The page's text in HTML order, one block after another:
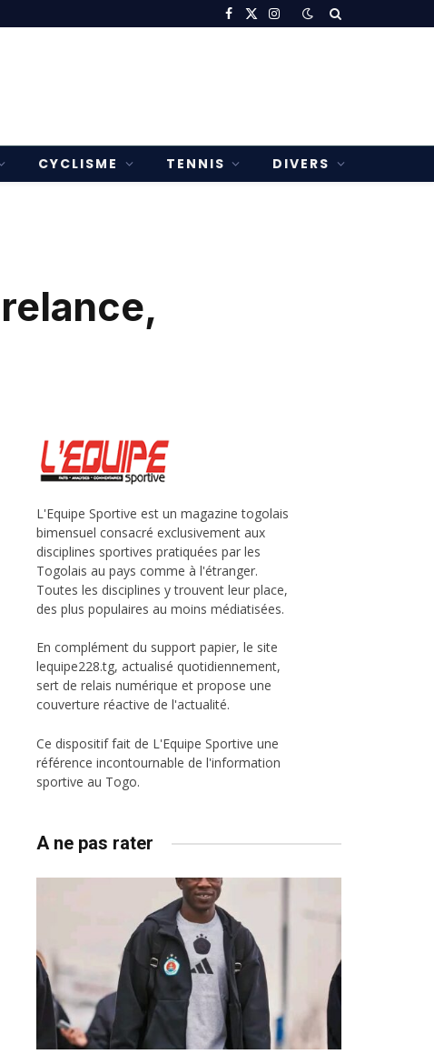
Facebook
X
Instagram
CYCLISME TENNIS DIVERS
L'Equipe Sportive est un magazine togolais
bimensuel consacré exclusivement aux
disciplines sportives pratiquées par les
Togolais au pays comme à l'étranger.
Toutes les disciplines y trouvent leur place,
des plus populaires au moins médiatisées.
En complément du support papier, le site
lequipe228.tg, actualisé quotidiennement,
sert de relais numérique et propose une
couverture réactive de l'actualité.
Ce dispositif fait de L'Equipe Sportive une
référence incontournable de l'information
sportive au Togo.
A ne pas rater